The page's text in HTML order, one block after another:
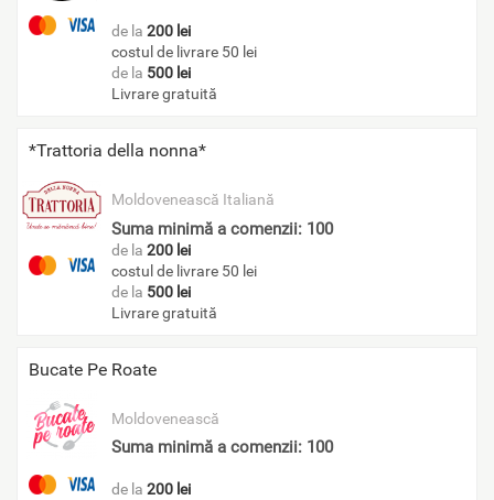
de la 200 lei
costul de livrare 50 lei
de la 500 lei
Livrare gratuită
*Trattoria della nonna*
Moldovenească Italiană
Suma minimă a comenzii: 100
de la 200 lei
costul de livrare 50 lei
de la 500 lei
Livrare gratuită
Bucate Pe Roate
Moldovenească
Suma minimă a comenzii: 100
de la 200 lei